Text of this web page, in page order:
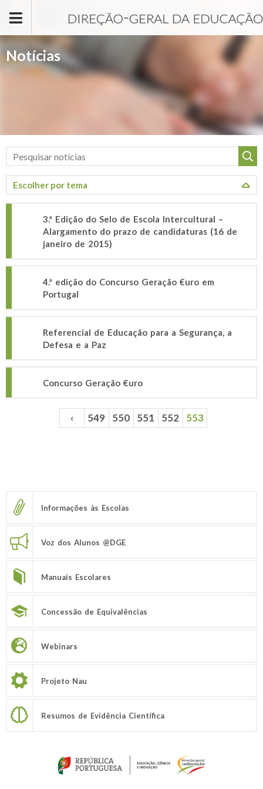
Notícias
3.ª Edição do Selo de Escola Intercultural –
Alargamento do prazo de candidaturas (16 de
janeiro de 2015)
4.ª edição do Concurso Geração €uro em
Portugal
Referencial de Educação para a Segurança, a
Defesa e a Paz
Concurso Geração €uro
‹ 549 550 551 552 553
Informações às Escolas
Voz dos Alunos @DGE
Manuais Escolares
Concessão de Equivalências
Webinars
Projeto Nau
Resumos de Evidência Científica